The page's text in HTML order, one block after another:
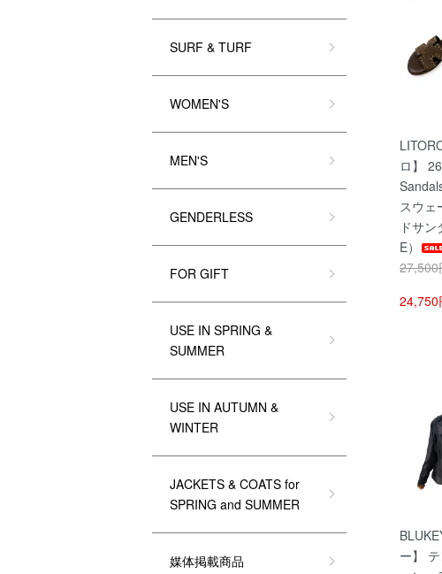
ロ】
スウェ
ドサ
E）
27,500
24,750
ー】
SURF & TURF
WOMEN'S
MEN'S
GENDERLESS
FOR GIFT
USE IN SPRING &
SUMMER
USE IN AUTUMN &
WINTER
JACKETS & COATS for
SPRING and SUMMER
媒体掲載商品